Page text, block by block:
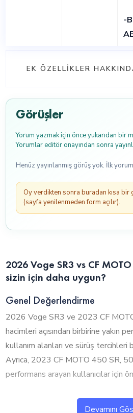
-
EK ÖZELLIKLER
Görüşler
Yorum yazmak için önce yukarıdan bir
Yorumlar editör onayından sonra
Henüz yayınlanmış görüş yok. İlk
Oy verdikten sonra buradan kısa
(sayfa yenilenmeden form açılır).
2026 Voge SR3 vs CF
sizin için daha uygun?
Genel Değerlendirme
2026 Voge SR3 ve 2023 CF
hacimleri açısından birbirine yakın
kullanım alanları ve sürüş
Ayrıca, 2023 CF MOTO 450 SR,
performans arayan kullanıcılar için
1. Silindir Hacmi ve
Devamını